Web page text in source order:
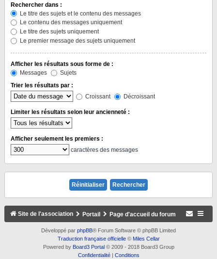
Rechercher dans :
Le titre des sujets et le contenu des messages
Le contenu des messages uniquement
Le titre des sujets uniquement
Le premier message des sujets uniquement
Afficher les résultats sous forme de :
Messages
Sujets
Trier les résultats par :
Croissant
Décroissant
Limiter les résultats selon leur ancienneté :
Afficher seulement les premiers :
caractères des messages
Site de l'association Portail Page d'accueil du forum
Développé par phpBB® Forum Software © phpBB Limited
Traduction française officielle© Miles Cellar
Powered by Board3 Portal© 2009 - 2018 Board3 Group
Confidentialité| Conditions